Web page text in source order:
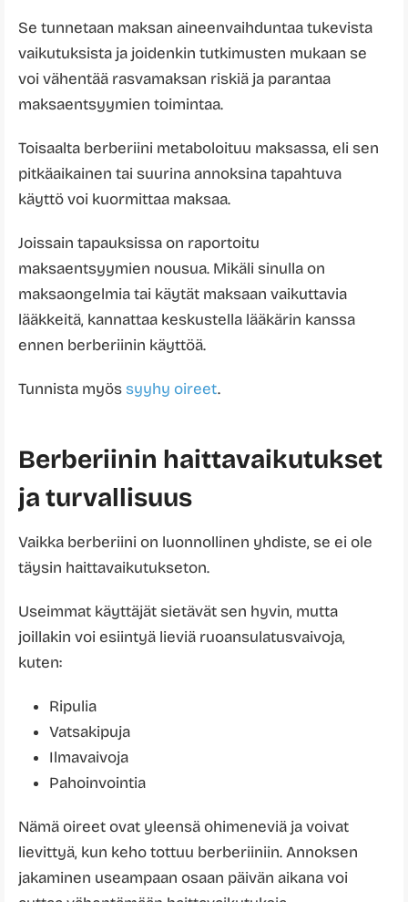
Se tunnetaan maksan aineenvaihduntaa tukevista
vaikutuksista ja joidenkin tutkimusten mukaan se
voi vähentää rasvamaksan riskiä ja parantaa
maksaentsyymien toimintaa.
Toisaalta berberiini metaboloituu maksassa, eli sen
pitkäaikainen tai suurina annoksina tapahtuva
käyttö voi kuormittaa maksaa.
Joissain tapauksissa on raportoitu
maksaentsyymien nousua. Mikäli sinulla on
maksaongelmia tai käytät maksaan vaikuttavia
lääkkeitä, kannattaa keskustella lääkärin kanssa
ennen berberiinin käyttöä.
Tunnista myös syyhy oireet.
Berberiinin haittavaikutukset
ja turvallisuus
Vaikka berberiini on luonnollinen yhdiste, se ei ole
täysin haittavaikutukseton.
Useimmat käyttäjät sietävät sen hyvin, mutta
joillakin voi esiintyä lieviä ruoansulatusvaivoja,
kuten:
Ripulia
Vatsakipuja
Ilmavaivoja
Pahoinvointia
Nämä oireet ovat yleensä ohimeneviä ja voivat
lievittyä, kun keho tottuu berberiiniin. Annoksen
jakaminen useampaan osaan päivän aikana voi